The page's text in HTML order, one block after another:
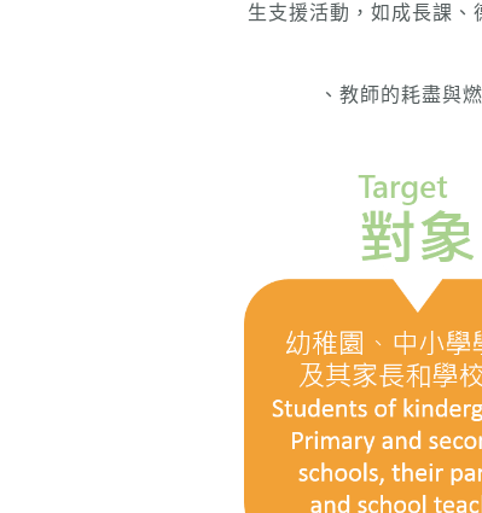
生支援活動，如成長課
、教師的耗盡與